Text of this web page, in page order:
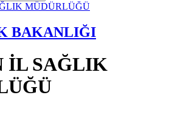
BAKANLIĞI
İL SAĞLIK